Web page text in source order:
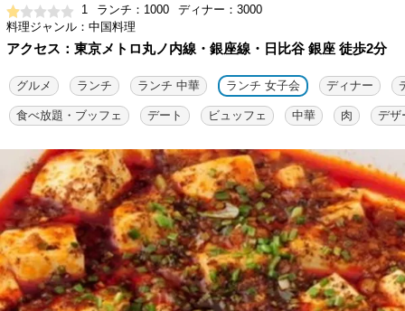
1 ランチ：1000
ディナー：3000
料理ジャンル：中国料理
アクセス：東京メトロ丸ノ内線・銀座線・日比谷 銀座 徒歩2分
グルメ ランチ ランチ 中華 ランチ 女子会 ディナー
食べ放題・ブッフェ デート ビュッフェ 中華 肉 デザ